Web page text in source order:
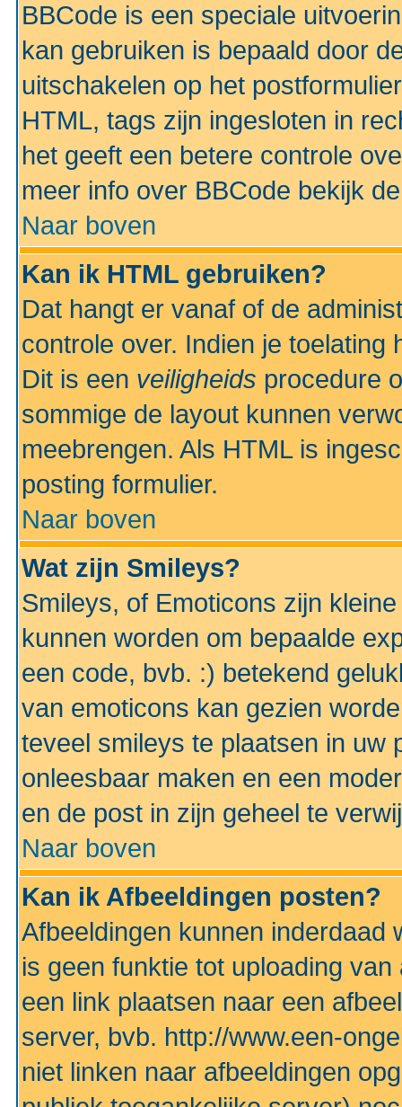
BBCode is een speciale
kan gebruiken is bepaald door
uitschakelen op het
HTML, tags zijn ingesloten in
het geeft een betere controle
meer info over BBCode bekijk
Naar boven
Kan ik HTML gebruiken?
Dat hangt er vanaf of de
controle over. Indien je
Dit is een veiligheids procedure
sommige de layout kunnen
meebrengen. Als HTML is
posting formulier.
Naar boven
Wat zijn Smileys?
Smileys, of Emoticons zijn
kunnen worden om bepaalde
een code, bvb. :) betekend
van emoticons kan gezien
teveel smileys te plaatsen in uw
onleesbaar maken en een
en de post in zijn geheel te
Naar boven
Kan ik Afbeeldingen posten?
Afbeeldingen kunnen inderdaad
is geen funktie tot uploading
een link plaatsen naar een
server, bvb. http://www.een-
niet linken naar afbeeldingen